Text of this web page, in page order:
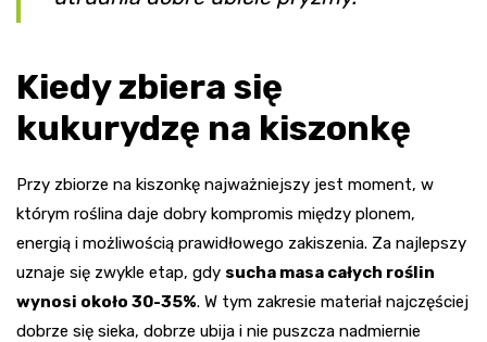
Kiedy zbiera się
kukurydzę na kiszonkę
Przy zbiorze na kiszonkę najważniejszy jest moment, w
którym roślina daje dobry kompromis między plonem,
energią i możliwością prawidłowego zakiszenia. Za najlepszy
uznaje się zwykle etap, gdy sucha masa całych roślin
wynosi około 30-35%. W tym zakresie materiał najczęściej
dobrze się sieka, dobrze ubija i nie puszcza nadmiernie